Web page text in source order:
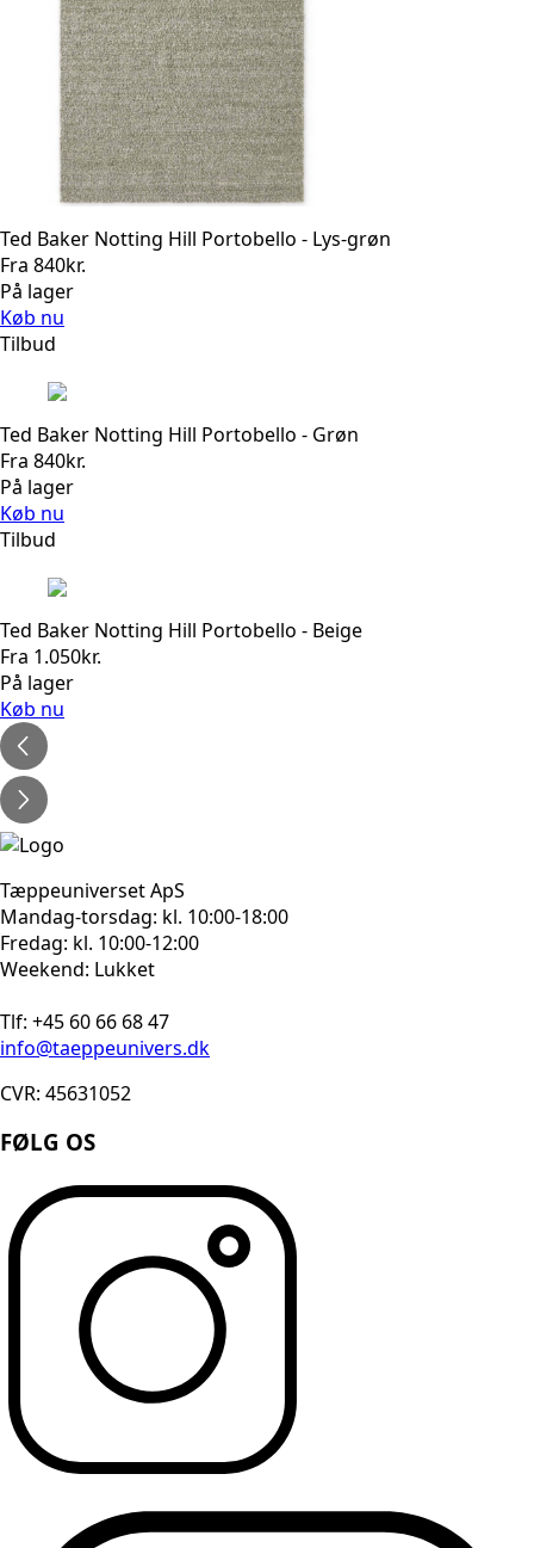
Ted Baker Notting Hill Portobello - Lys-grøn
Fra 840kr.
På lager
Køb nu
Tilbud
Ted Baker Notting Hill Portobello - Grøn
Fra 840kr.
På lager
Køb nu
Tilbud
Ted Baker Notting Hill Portobello - Beige
Fra 1.050kr.
På lager
Køb nu
Tæppeuniverset ApS
Mandag-torsdag: kl. 10:00-18:00
Fredag: kl. 10:00-12:00
Weekend: Lukket
Tlf: +45 60 66 68 47
info@taeppeunivers.dk
CVR: 45631052
FØLG OS